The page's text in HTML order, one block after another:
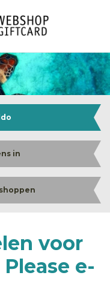
in
voor
e-